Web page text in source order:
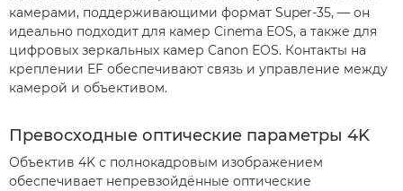
камерами, поддерживающими формат Super-35, — он
идеально подходит для камер Cinema EOS, а также для
цифровых зеркальных камер Canon EOS. Контакты на
креплении EF обеспечивают связь и управление между
камерой и объективом.
Превосходные оптические параметры 4K
Объектив 4K с полнокадровым изображением
обеспечивает непревзойдённые оптические